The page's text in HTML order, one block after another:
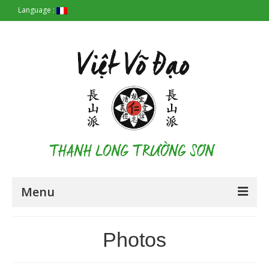
Language :
Menu
Photos